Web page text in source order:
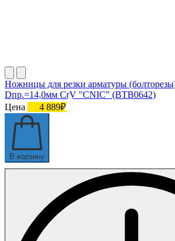
Ножницы для резки арматуры
Dпр.=14,0мм CrV "CNIC" (BТB0642)
Цена
4 889₽
В корзину